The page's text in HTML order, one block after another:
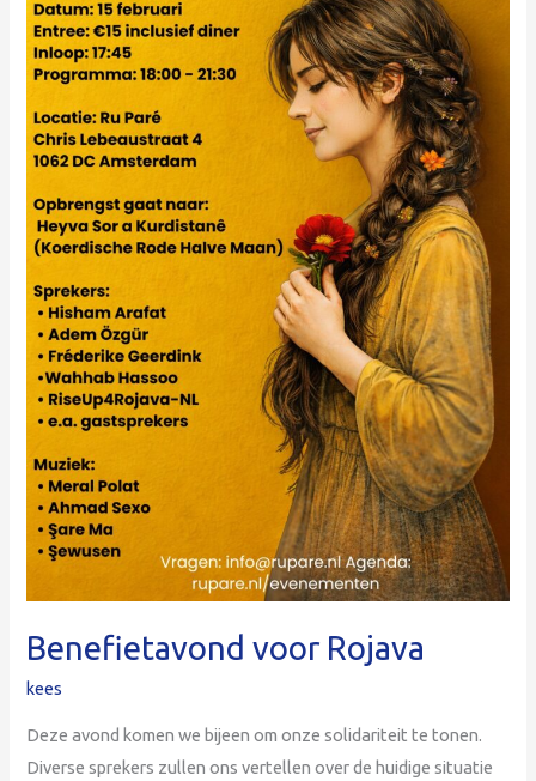
Benefietavond voor Rojava
kees
Deze avond komen we bijeen om onze solidariteit te tonen.
Diverse sprekers zullen ons vertellen over de huidige situatie